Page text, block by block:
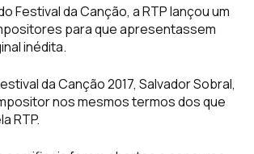
Festival da Canção, a RTP lançou um
para que apresentassem
inédita.
da Canção 2017, Salvador Sobral,
nos mesmos termos dos que
RTP.